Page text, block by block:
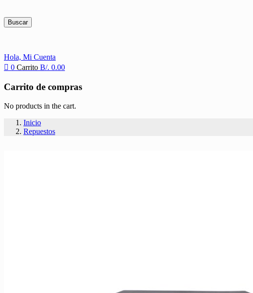
Buscar
Hola, Mi Cuenta
0 Carrito B/. 0.00
Carrito de compras
No products in the cart.
Inicio
Repuestos